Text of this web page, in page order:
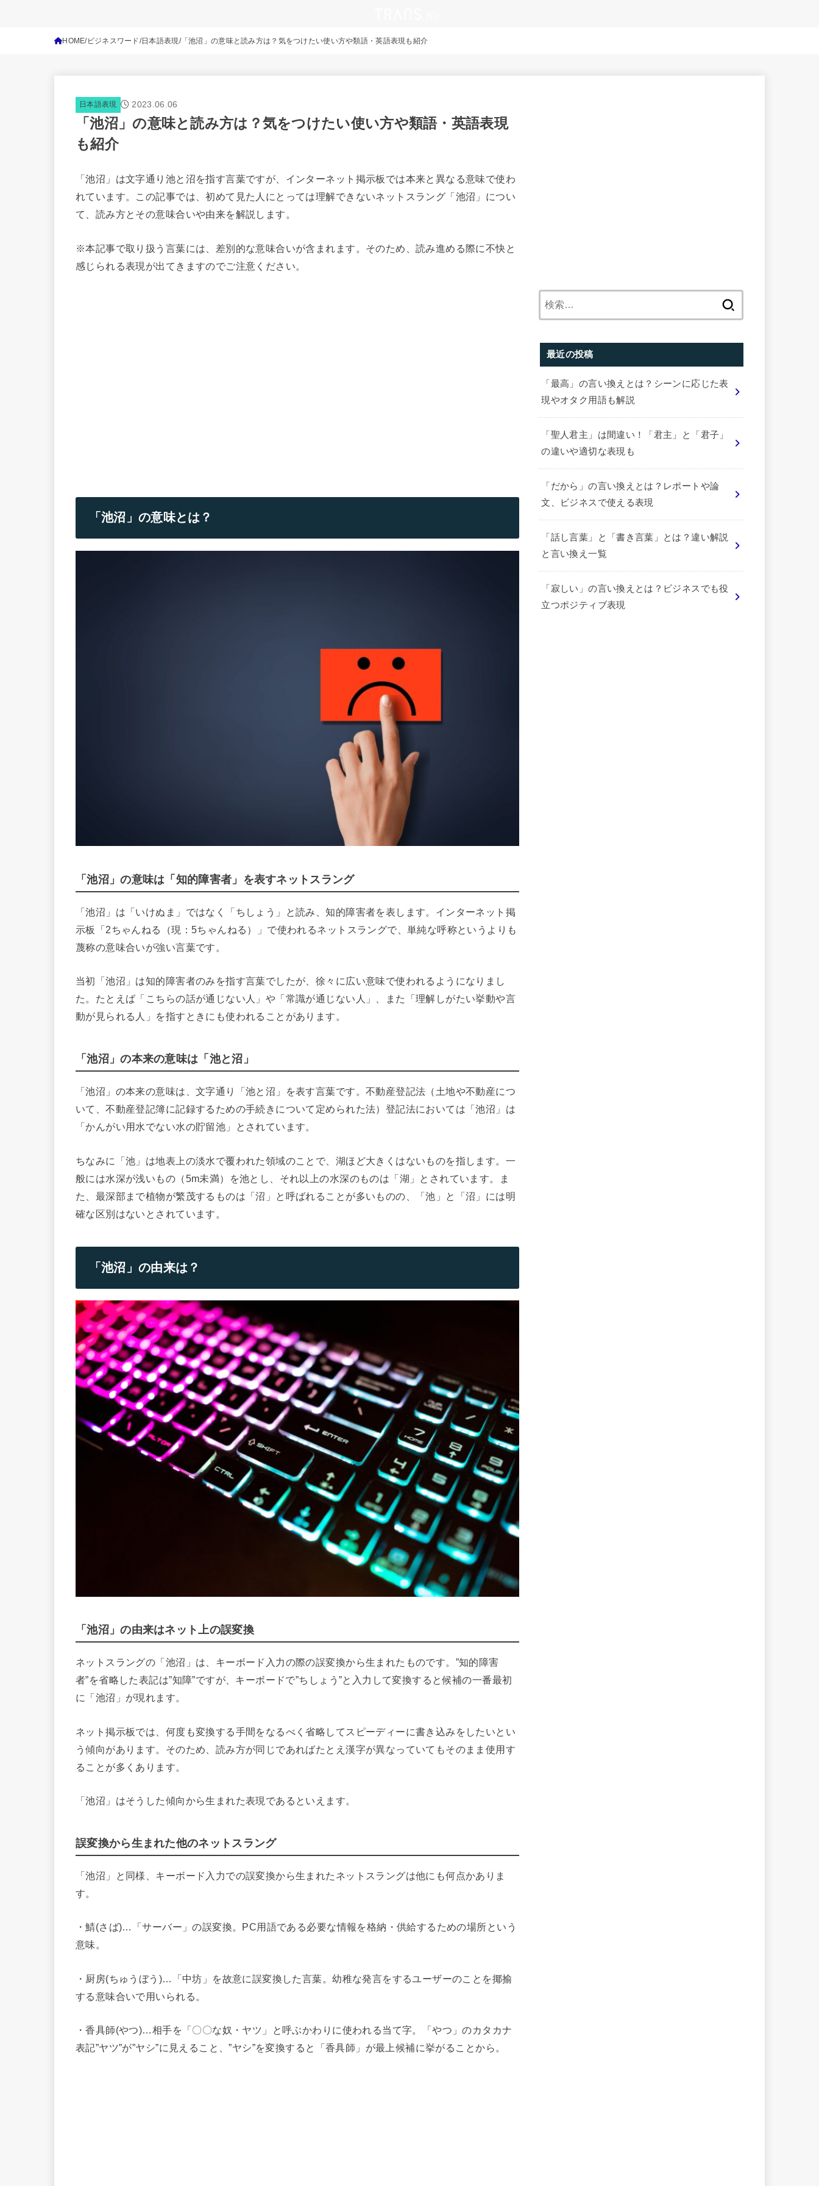
HOME ビジネスワード 日本語表現 「池沼」の意味と読み方は？気をつけたい使い方や類語・英語表現も紹介
日本語表現 2023.06.06
「池沼」の意味と読み方は？気をつけたい使い方や類語・英語表現
も紹介
「池沼」は文字通り池と沼を指す言葉ですが、インターネット掲示板では本来と異なる意味で使わ
れています。この記事では、初めて見た人にとっては理解できないネットスラング「池沼」につい
て、読み方とその意味合いや由来を解説します。
※本記事で取り扱う言葉には、差別的な意味合いが含まれます。そのため、読み進める際に不快と
感じられる表現が出てきますのでご注意ください。
「池沼」の意味とは？
「池沼」の意味は「知的障害者」を表すネットスラング
「池沼」は「いけぬま」ではなく「ちしょう」と読み、知的障害者を表します。インターネット掲
示板「2ちゃんねる（現：5ちゃんねる）」で使われるネットスラングで、単純な呼称というよりも
蔑称の意味合いが強い言葉です。
当初「池沼」は知的障害者のみを指す言葉でしたが、徐々に広い意味で使われるようになりまし
た。たとえば「こちらの話が通じない人」や「常識が通じない人」、また「理解しがたい挙動や言
動が見られる人」を指すときにも使われることがあります。
「池沼」の本来の意味は「池と沼」
「池沼」の本来の意味は、文字通り「池と沼」を表す言葉です。不動産登記法（土地や不動産につ
いて、不動産登記簿に記録するための手続きについて定められた法）登記法においては「池沼」は
「かんがい用水でない水の貯留池」とされています。
ちなみに「池」は地表上の淡水で覆われた領域のことで、湖ほど大きくはないものを指します。一
般には水深が浅いもの（5m未満）を池とし、それ以上の水深のものは「湖」とされています。ま
た、最深部まで植物が繁茂するものは「沼」と呼ばれることが多いものの、「池」と「沼」には明
確な区別はないとされています。
「池沼」の由来は？
「池沼」の由来はネット上の誤変換
ネットスラングの「池沼」は、キーボード入力の際の誤変換から生まれたものです。”知的障害
者”を省略した表記は”知障”ですが、キーボードで”ちしょう”と入力して変換すると候補の一番最初
に「池沼」が現れます。
ネット掲示板では、何度も変換する手間をなるべく省略してスピーディーに書き込みをしたいとい
う傾向があります。そのため、読み方が同じであればたとえ漢字が異なっていてもそのまま使用す
ることが多くあります。
「池沼」はそうした傾向から生まれた表現であるといえます。
誤変換から生まれた他のネットスラング
「池沼」と同様、キーボード入力での誤変換から生まれたネットスラングは他にも何点かありま
す。
・鯖(さば)…「サーバー」の誤変換。PC用語である必要な情報を格納・供給するための場所という
意味。
・厨房(ちゅうぼう)…「中坊」を故意に誤変換した言葉。幼稚な発言をするユーザーのことを揶揄
する意味合いで用いられる。
・香具師(やつ)…相手を「〇〇な奴・ヤツ」と呼ぶかわりに使われる当て字。「やつ」のカタカナ
表記”ヤツ”が”ヤシ”に見えること、”ヤシ”を変換すると「香具師」が最上候補に挙がることから。
最近の投稿
「最高」の言い換えとは？シーンに応じた表
現やオタク用語も解説
「聖人君主」は間違い！「君主」と「君子」
の違いや適切な表現も
「だから」の言い換えとは？レポートや論
文、ビジネスで使える表現
「話し言葉」と「書き言葉」とは？違い解説
と言い換え一覧
「寂しい」の言い換えとは？ビジネスでも役
立つポジティブ表現